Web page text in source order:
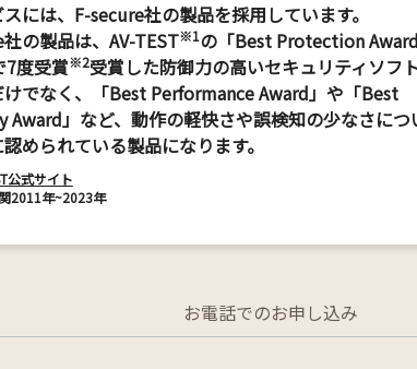
には、F-secure社の製品を採用しています。
の製品は、AV-TEST※1の「Best Protection
7度受賞※2受賞した防御力の高いセキュリティソフト
けでなく、「Best Performance Award」や「Best
Award」など、動作の軽快さや誤検知の少なさにつ
められている製品になります。
公式サイト
2011年~2023年
お電話でのお申し込み